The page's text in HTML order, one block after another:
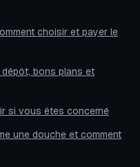
choisir et payer le
dépôt, bons plans et
si vous êtes concerné
une douche et comment